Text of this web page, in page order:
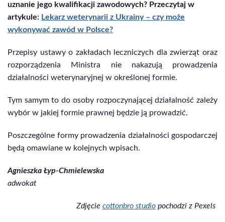
uznanie jego kwalifikacji zawodowych? Przeczytaj w
artykule: Lekarz weterynarii z Ukrainy – czy może
wykonywać zawód w Polsce?
Przepisy ustawy o zakładach leczniczych dla zwierząt oraz
rozporządzenia Ministra nie nakazują prowadzenia
działalności weterynaryjnej w określonej formie.
Tym samym to do osoby rozpoczynającej działalność zależy
wybór w jakiej formie prawnej będzie ją prowadzić.
Poszczególne formy prowadzenia działalności gospodarczej
będą omawiane w kolejnych wpisach.
Agnieszka Łyp-Chmielewska
adwokat
Zdjęcie cottonbro studio pochodzi z Pexels